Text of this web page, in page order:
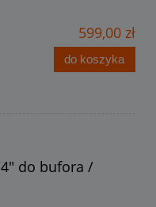
599,00 zł
do koszyka
4" do bufora /